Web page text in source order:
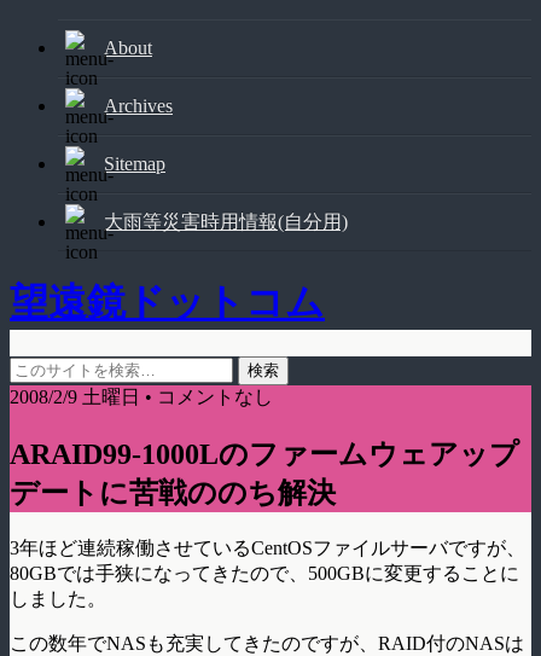
About
Archives
Sitemap
大雨等災害時用情報(自分用)
望遠鏡ドットコム
2008/2/9 土曜日 • コメントなし
ARAID99-1000Lのファームウェアップ
デートに苦戦ののち解決
3年ほど連続稼働させているCentOSファイルサーバですが、
80GBでは手狭になってきたので、500GBに変更することに
しました。
この数年でNASも充実してきたのですが、RAID付のNASは